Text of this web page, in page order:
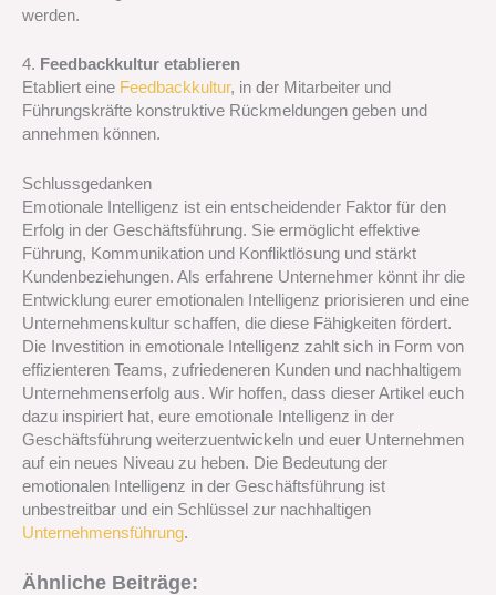
werden.
4. Feedbackkultur etablieren
Etabliert eine Feedbackkultur, in der Mitarbeiter und
Führungskräfte konstruktive Rückmeldungen geben und
annehmen können.
Schlussgedanken
Emotionale Intelligenz ist ein entscheidender Faktor für den
Erfolg in der Geschäftsführung. Sie ermöglicht effektive
Führung, Kommunikation und Konfliktlösung und stärkt
Kundenbeziehungen. Als erfahrene Unternehmer könnt ihr die
Entwicklung eurer emotionalen Intelligenz priorisieren und eine
Unternehmenskultur schaffen, die diese Fähigkeiten fördert.
Die Investition in emotionale Intelligenz zahlt sich in Form von
effizienteren Teams, zufriedeneren Kunden und nachhaltigem
Unternehmenserfolg aus. Wir hoffen, dass dieser Artikel euch
dazu inspiriert hat, eure emotionale Intelligenz in der
Geschäftsführung weiterzuentwickeln und euer Unternehmen
auf ein neues Niveau zu heben. Die Bedeutung der
emotionalen Intelligenz in der Geschäftsführung ist
unbestreitbar und ein Schlüssel zur nachhaltigen
Unternehmensführung.
Ähnliche Beiträge: